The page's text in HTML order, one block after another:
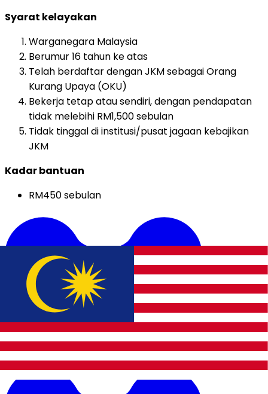
Syarat kelayakan
Warganegara Malaysia
Berumur 16 tahun ke atas
Telah berdaftar dengan JKM sebagai Orang
Kurang Upaya (OKU)
Bekerja tetap atau sendiri, dengan pendapatan
tidak melebihi RM1,500 sebulan
Tidak tinggal di institusi/pusat jagaan kebajikan
JKM
Kadar bantuan
RM450 sebulan